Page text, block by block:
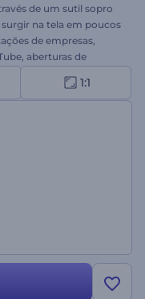
de um sutil sopro
na tela em poucos
de empresas,
aberturas de
Intro com Partículas
1:1